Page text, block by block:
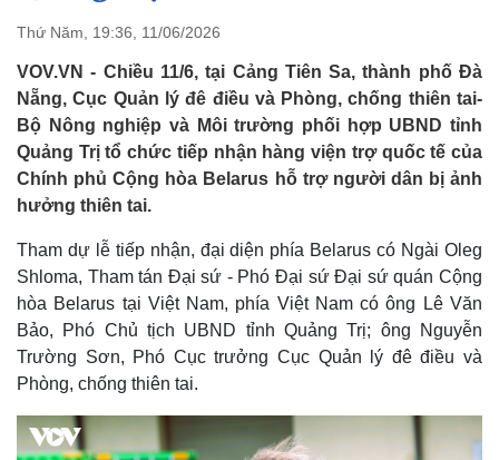
Thứ Năm, 19:36, 11/06/2026
VOV.VN - Chiều 11/6, tại Cảng Tiên Sa, thành phố Đà
Nẵng, Cục Quản lý đê điều và Phòng, chống thiên tai-
Bộ Nông nghiệp và Môi trường phối hợp UBND tỉnh
Quảng Trị tổ chức tiếp nhận hàng viện trợ quốc tế của
Chính phủ Cộng hòa Belarus hỗ trợ người dân bị ảnh
hưởng thiên tai.
Tham dự lễ tiếp nhận, đại diện phía Belarus có Ngài Oleg
Shloma, Tham tán Đại sứ - Phó Đại sứ Đại sứ quán Cộng
hòa Belarus tại Việt Nam, phía Việt Nam có ông Lê Văn
Bảo, Phó Chủ tịch UBND tỉnh Quảng Trị; ông Nguyễn
Trường Sơn, Phó Cục trưởng Cục Quản lý đê điều và
Phòng, chống thiên tai.